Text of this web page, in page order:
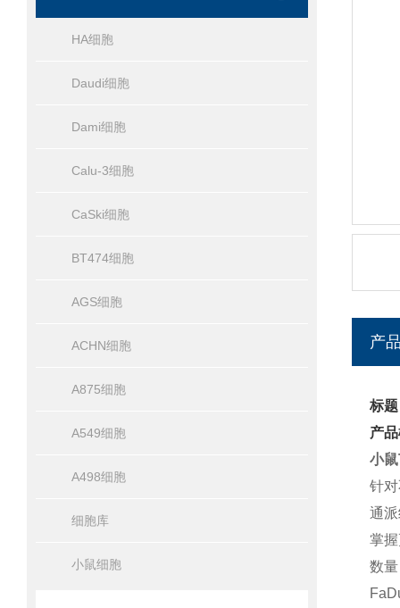
HA细胞
Daudi细胞
Dami细胞
Calu-3细胞
CaSki细胞
BT474细胞
AGS细胞
ACHN细胞
A875细胞
A549细胞
A498细胞
细胞库
小鼠细胞
产
标
产
小
针
通
掌
数